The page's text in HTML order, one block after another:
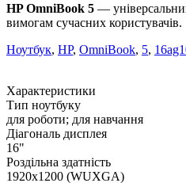
HP OmniBook 5 —
вимогам сучасних користувачів.
Ноутбук, HP, OmniBook, 5,
Характеристики
Тип ноутбуку
для роботи; для навчання
Діагональ дисплея
16"
Роздільна здатність
1920x1200 (WUXGA)